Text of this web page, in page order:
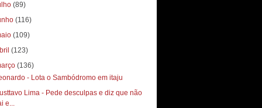
(89)
(116)
(109)
(123)
(136)
- Lota o Sambódromo em itaju
Lima - Pede desculpas e diz que não
e...